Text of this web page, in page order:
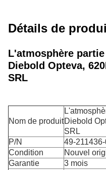
Détails de
L'atmosphère partie
Diebold Opteva,
SRL
Nom de produitDiebold
SRL
P/N
49-
Condition
Nouvel
Garantie
3 mois